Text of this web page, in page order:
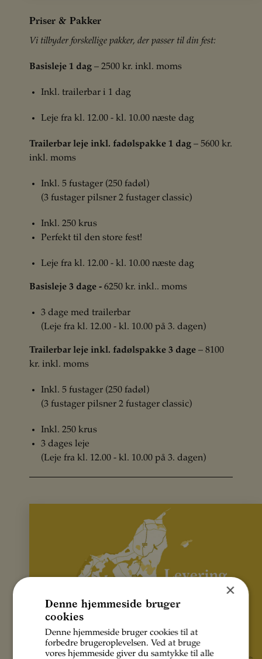
Priser & Pakker
Vi tilbyder forskellige pakker, der passer til din fest:
Basisleje 1 dag – 2500 kr. inkl. moms
Inkl. trailerbar i 1 dag
Leje fra kl. 12.00 - kl. 10.00 næste dag
Trailerbar leje inkl. fadølspakke 1 dag – 5600 kr.
inkl. moms
Inkl. 5 fustager (250 fadøl)
(3 fustager pilsner 2 fustager classic)
Inkl. 250 krus
Perfekt til den store fest!
Leje fra kl. 12.00 - kl. 10.00 næste dag
Basisleje 3 dage - 6250 kr. inkl.. moms
3 dage med trailerbar
(Leje fra kl. 12.00 - kl. 10.00 på 3. dagen)
Trailerbar leje inkl. fadølspakke 3 dage – 8100
kr. inkl. moms
Inkl. 5 fustager (250 fadøl)
(3 fustager pilsner 2 fustager classic)
Inkl. 250 krus
3 dages leje
(Leje fra kl. 12.00 - kl. 10.00 på 3. dagen)
×
Denne hjemmeside bruger
cookies
Denne hjemmeside bruger cookies til at
forbedre brugeroplevelsen. Ved at bruge
vores hjemmeside giver du samtykke til alle